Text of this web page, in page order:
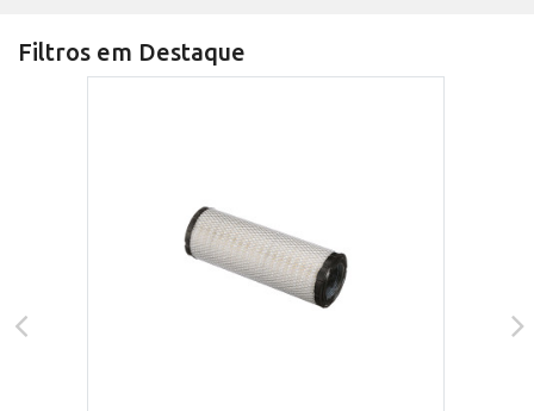
Filtros em Destaque